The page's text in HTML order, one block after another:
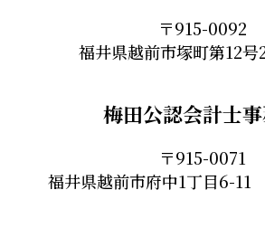
〒915-0092
福井県越前市塚町第12号
梅田公認会計士
〒915-0071
福井県越前市府中1丁目6-